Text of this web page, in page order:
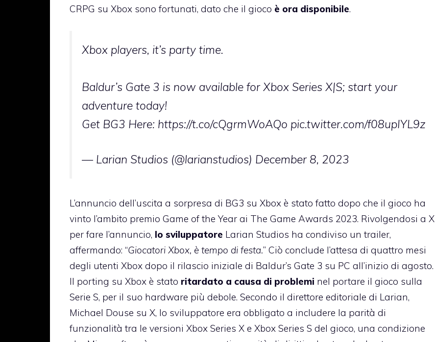
CRPG su Xbox sono fortunati, dato che il gioco è ora disponibile.
Xbox players, it’s party time.
Baldur’s Gate 3 is now available for Xbox Series X|S; start your
adventure today!
Get BG3 Here: https://t.co/cQgrmWoAQo pic.twitter.com/f08upIYL9z
— Larian Studios (@larianstudios) December 8, 2023
L’annuncio dell’uscita a sorpresa di BG3 su Xbox è stato fatto dopo che il gioco ha
vinto l’ambito premio Game of the Year ai The Game Awards 2023. Rivolgendosi a X
per fare l’annuncio, lo sviluppatore Larian Studios ha condiviso un trailer,
affermando: “Giocatori Xbox, è tempo di festa.” Ciò conclude l’attesa di quattro mesi
degli utenti Xbox dopo il rilascio iniziale di Baldur’s Gate 3 su PC all’inizio di agosto.
Il porting su Xbox è stato ritardato a causa di problemi nel portare il gioco sulla
Serie S, per il suo hardware più debole. Secondo il direttore editoriale di Larian,
Michael Douse su X, lo sviluppatore era obbligato a includere la parità di
funzionalità tra le versioni Xbox Series X e Xbox Series S del gioco, una condizione